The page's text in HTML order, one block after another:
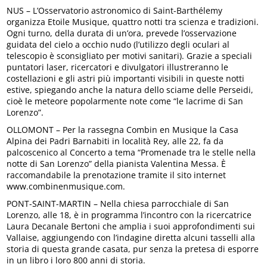
NUS – L’Osservatorio astronomico di Saint-Barthélemy
organizza Etoile Musique, quattro notti tra scienza e tradizioni.
Ogni turno, della durata di un’ora, prevede l’osservazione
guidata del cielo a occhio nudo (l’utilizzo degli oculari al
telescopio è sconsigliato per motivi sanitari). Grazie a speciali
puntatori laser, ricercatori e divulgatori illustreranno le
costellazioni e gli astri più importanti visibili in queste notti
estive, spiegando anche la natura dello sciame delle Perseidi,
cioè le meteore popolarmente note come “le lacrime di San
Lorenzo”.
OLLOMONT – Per la rassegna Combin en Musique la Casa
Alpina dei Padri Barnabiti in località Rey, alle 22, fa da
palcoscenico al Concerto a tema “Promenade tra le stelle nella
notte di San Lorenzo” della pianista Valentina Messa. È
raccomandabile la prenotazione tramite il sito internet
www.combinenmusique.com.
PONT-SAINT-MARTIN – Nella chiesa parrocchiale di San
Lorenzo, alle 18, è in programma l’incontro con la ricercatrice
Laura Decanale Bertoni che amplia i suoi approfondimenti sui
Vallaise, aggiungendo con l’indagine diretta alcuni tasselli alla
storia di questa grande casata, pur senza la pretesa di esporre
in un libro i loro 800 anni di storia.